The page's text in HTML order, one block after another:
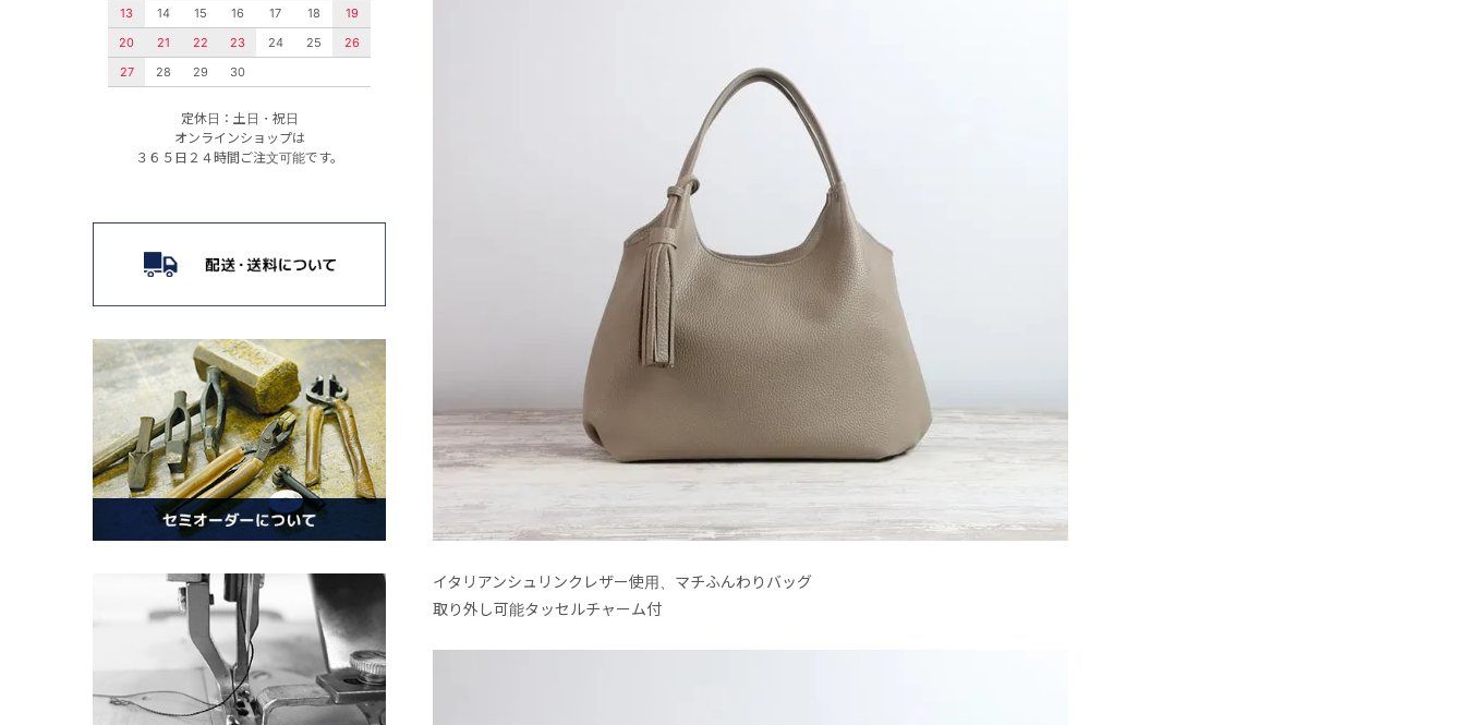
イタリアンシュリンクレザー使用、マチふんわりバッグ
取り外し可能タッセルチャーム付
13
14 15 16 17 18
19
20
21 22 23 24 25
26
27
28 29 30
定休日：土日・祝日
オンラインショップは
３６５日２４時間ご注文可能です。